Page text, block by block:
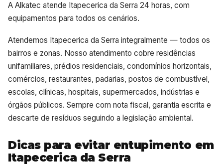
A Alkatec atende Itapecerica da Serra 24 horas, com
equipamentos para todos os cenários.
Atendemos Itapecerica da Serra integralmente — todos os
bairros e zonas. Nosso atendimento cobre residências
unifamiliares, prédios residenciais, condomínios horizontais,
comércios, restaurantes, padarias, postos de combustível,
escolas, clínicas, hospitais, supermercados, indústrias e
órgãos públicos. Sempre com nota fiscal, garantia escrita e
descarte de resíduos seguindo a legislação ambiental.
Dicas para evitar entupimento em
Itapecerica da Serra